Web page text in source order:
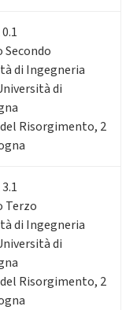
Secondo
di Ingegneria
di
Risorgimento, 2
Terzo
di Ingegneria
di
Risorgimento, 2